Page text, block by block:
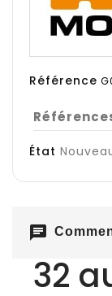
Référence
État
chat
32